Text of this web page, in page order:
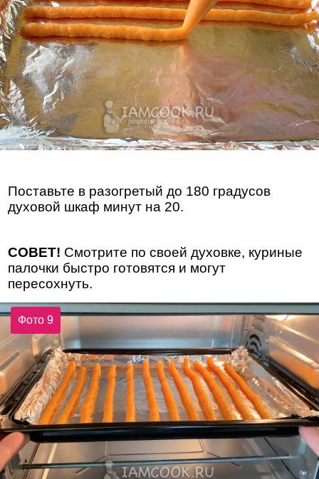
Поставьте в разогретый до 180 градусов
духовой шкаф минут на 20.
СОВЕТ! Смотрите по своей духовке, куриные
палочки быстро готовятся и могут
пересохнуть.
Фото 9